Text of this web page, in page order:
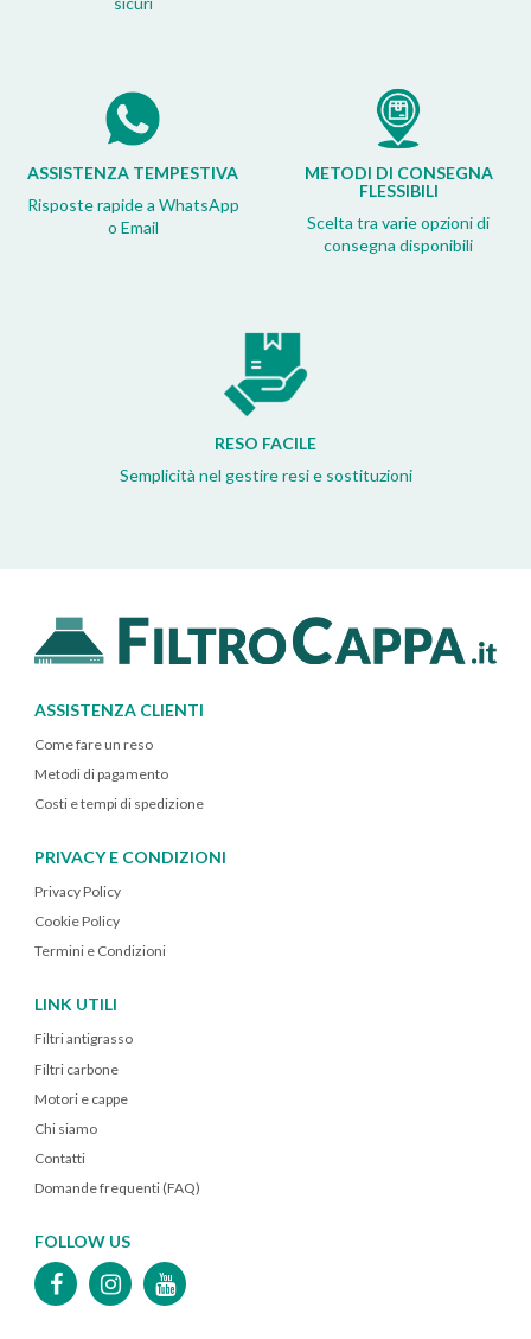
ASSISTENZA TEMPESTIVA
Risposte rapide a WhatsApp
o Email
METODI DI CONSEGNA
FLESSIBILI
Scelta tra varie opzioni di
consegna disponibili
RESO FACILE
Semplicità nel gestire resi e sostituzioni
ASSISTENZA CLIENTI
Come fare un reso
Metodi di pagamento
Costi e tempi di spedizione
PRIVACY E CONDIZIONI
Privacy Policy
Cookie Policy
Termini e Condizioni
LINK UTILI
Filtri antigrasso
Filtri carbone
Motori e cappe
Chi siamo
Contatti
Domande frequenti (FAQ)
FOLLOW US